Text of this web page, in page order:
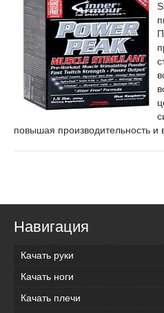
повышая производительность и
Навигация
Качать руки
Качать ноги
Качать плечи